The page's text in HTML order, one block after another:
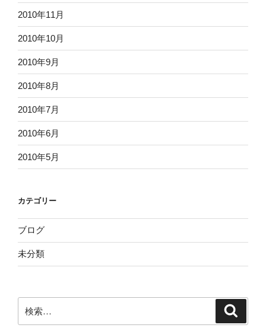
2010年11月
2010年10月
2010年9月
2010年8月
2010年7月
2010年6月
2010年5月
カテゴリー
ブログ
未分類
索: